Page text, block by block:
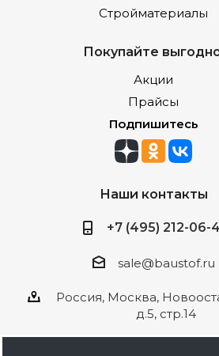
Стройматериалы
Покупайте
Акции
Прайсы
Подпишитесь
Наши контакты
+7 (495) 212-06-
sale@baustof.ru
Россия, Москва,
д.5, стр.14